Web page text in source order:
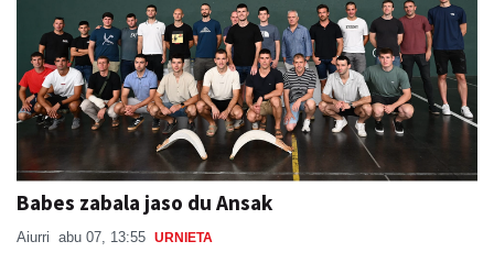
Babes zabala jaso du Ansak
Aiurri abu 07, 13:55 URNIETA